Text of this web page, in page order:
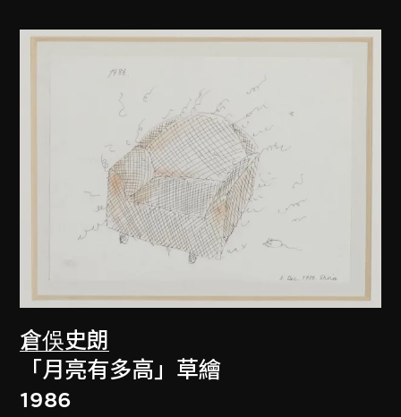
倉俁史朗
「月亮有多高」草繪
1986